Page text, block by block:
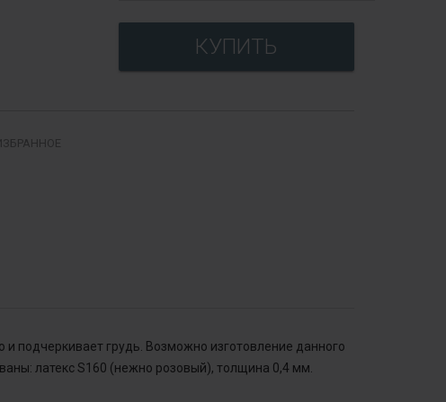
подчеркивает грудь. Возможно изготовление данного
латекс S160 (нежно розовый), толщина 0,4 мм.